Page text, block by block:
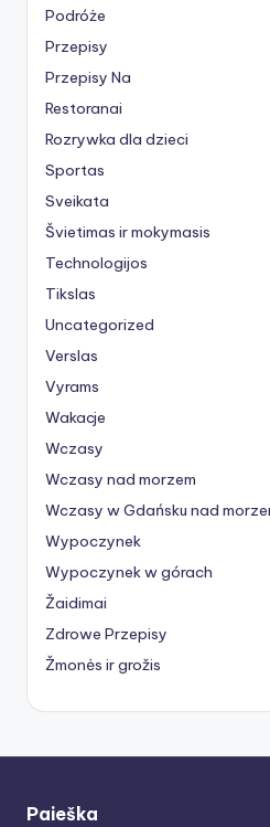
Podróże
Przepisy
Przepisy Na
Restoranai
Rozrywka dla dzieci
Sportas
Sveikata
Švietimas ir mokymasis
Technologijos
Tikslas
Uncategorized
Verslas
Vyrams
Wakacje
Wczasy
Wczasy nad morzem
Wczasy w Gdańsku nad
Wypoczynek
Wypoczynek w górach
Žaidimai
Zdrowe Przepisy
Žmonės ir grožis
Paieška